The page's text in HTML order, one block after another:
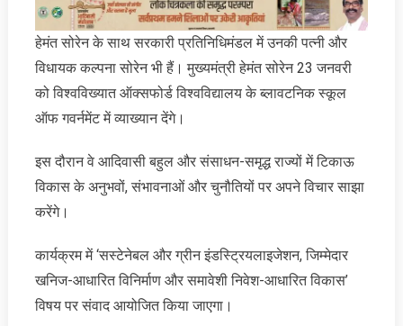
हेमंत सोरेन के साथ सरकारी प्रतिनिधिमंडल में उनकी पत्नी और
विधायक कल्पना सोरेन भी हैं। मुख्यमंत्री हेमंत सोरेन 23 जनवरी
को विश्वविख्यात ऑक्सफोर्ड विश्वविद्यालय के ब्लावटनिक स्कूल
ऑफ गवर्नमेंट में व्याख्यान देंगे।
इस दौरान वे आदिवासी बहुल और संसाधन-समृद्ध राज्यों में टिकाऊ
विकास के अनुभवों, संभावनाओं और चुनौतियों पर अपने विचार साझा
करेंगे।
कार्यक्रम में ‘सस्टेनेबल और ग्रीन इंडस्ट्रियलाइजेशन, जिम्मेदार
खनिज-आधारित विनिर्माण और समावेशी निवेश-आधारित विकास’
विषय पर संवाद आयोजित किया जाएगा।